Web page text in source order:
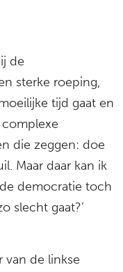
de
sterke roeping,
tijd gaat en
die zeggen: doe
Maar daar kan ik
democratie toch
slecht gaat?’
van de linkse